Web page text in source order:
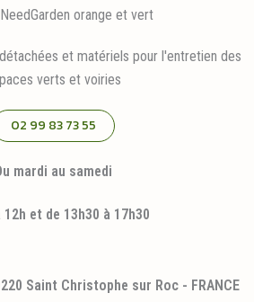
et matériels pour l'entretien des
verts et voiries
02 99 83 73 55
mardi au samedi
12h et de 13h30 à 17h30
Saint Christophe sur Roc - FRANCE